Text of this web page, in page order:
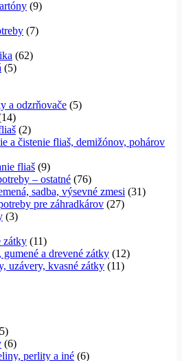
(9)
(7)
(62)
(5)
a odzrňovače (5)
(2)
a čistenie fliaš, demižónov, pohárov
fliaš (9)
– ostatné (76)
sadba, výsevné zmesi (31)
pre záhradkárov (27)
(3)
zátky (11)
gumené a drevené zátky (12)
uzávery, kvasné zátky (11)
(6)
perlity a iné (6)